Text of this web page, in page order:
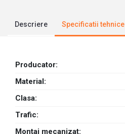
Descriere Specificatii tehnice
Producator:
Material:
Clasa:
Trafic:
Montaj mecanizat: